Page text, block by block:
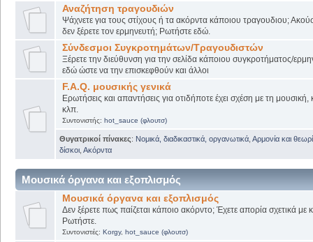
Αναζήτηση τραγουδιών
Ψάχνετε για τους στίχους ή τα ακόρντα κάποιου τραγουδιου;
δεν ξέρετε τον ερμηνευτή; Ρωτήστε εδώ.
Σύνδεσμοι Συγκροτημάτων/Τραγουδιστών
Ξέρετε την διεύθυνση για την σελίδα κάποιου συγκροτήματος/
εδώ ώστε να την επισκεφθούν και άλλοι
F.A.Q. μουσικής γενικά
Ερωτήσεις και απαντήσεις για οτιδήποτε έχει σχέση με τη μουσική,
κλπ.
Συντονιστής: hot_sauce (φλουτσ)
Θυγατρικοί πίνακες: Νομικά, διαδικαστικά, οργανωτικά Αρμονία και
δίσκοι Ακόρντα
Μουσικά όργανα και εξοπλισμός
Μουσικά όργανα και εξοπλισμός
Δεν ξέρετε πως παίζεται κάποιο ακόρντο; Έχετε απορία σχετικά
Ρωτήστε.
Συντονιστές: Korgy, hot_sauce (φλουτσ)